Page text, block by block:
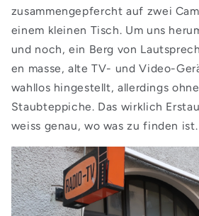
zusammengepfercht auf zwei
einem kleinen Tisch. Um uns
und noch, ein Berg von
en masse, alte TV- und Video-
wahllos hingestellt, allerdings
Staubteppiche. Das wirklich
weiss genau, wo was zu finden